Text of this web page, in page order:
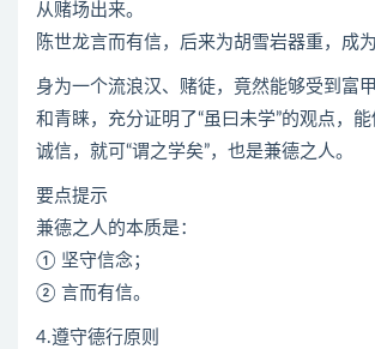
从赌场出来。
陈世龙言而有信，后来为胡雪岩器重，成
身为一个流浪汉、赌徒，竟然能够受到富
和青睐，充分证明了“虽曰未学”的观点，
诚信，就可“谓之学矣”，也是兼德之人。
要点提示
兼德之人的本质是：
① 坚守信念；
② 言而有信。
4.遵守德行原则